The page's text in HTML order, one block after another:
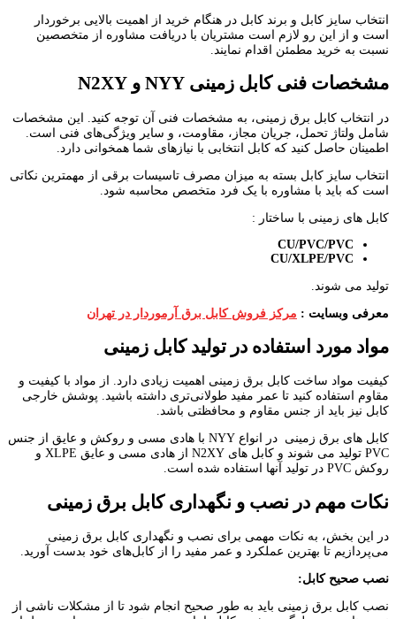
انتخاب سایز کابل و برند کابل در هنگام خرید از اهمیت بالایی برخوردار
است و از این رو لازم است مشتریان با دریافت مشاوره از متخصصین
نسبت به خرید مطمئن اقدام نمایند.
مشخصات فنی کابل زمینی NYY و N2XY
در انتخاب کابل برق زمینی، به مشخصات فنی آن توجه کنید. این مشخصات
شامل ولتاژ تحمل، جریان مجاز، مقاومت، و سایر ویژگی‌های فنی است.
اطمینان حاصل کنید که کابل انتخابی با نیازهای شما همخوانی دارد.
انتخاب سایز کابل بسته به میزان مصرف تاسیسات برقی از مهمترین نکاتی
است که باید با مشاوره با یک فرد متخصص محاسبه شود.
کابل های زمینی با ساختار :
CU/PVC/PVC
CU/XLPE/PVC
تولید می شوند.
معرفی وبسایت : مرکز فروش کابل برق آرموردار در تهران
مواد مورد استفاده در تولید کابل زمینی
کیفیت مواد ساخت کابل برق زمینی اهمیت زیادی دارد. از مواد با کیفیت و
مقاوم استفاده کنید تا عمر مفید طولانی‌تری داشته باشید. پوشش خارجی
کابل نیز باید از جنس مقاوم و محافظتی باشد.
کابل های برق زمینی در انواع NYY با هادی مسی و روکش و عایق از جنس
PVC تولید می شوند و کابل های N2XY از هادی مسی و عایق XLPE و
روکش PVC در تولید آنها استفاده شده است.
نکات مهم در نصب و نگهداری کابل برق زمینی
در این بخش، به نکات مهمی برای نصب و نگهداری کابل برق زمینی
می‌پردازیم تا بهترین عملکرد و عمر مفید را از کابل‌های خود بدست آورید.
نصب صحیح کابل:
نصب کابل برق زمینی باید به طور صحیح انجام شود تا از مشکلات ناشی از